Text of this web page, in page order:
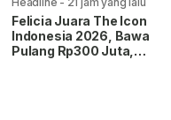
Felicia Juara The Icon
Indonesia 2026, Bawa
Pulang Rp300 Juta,